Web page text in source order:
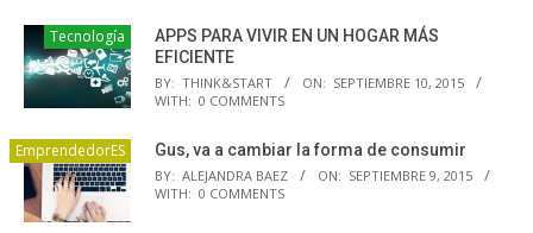
Tecnología
APPS PARA VIVIR EN UN HOGAR MÁS
EFICIENTE
BY: THINK&START ON: SEPTIEMBRE 10, 2015
WITH: 0 COMMENTS
EmprendedorES Gus, va a cambiar la forma de consumir
BY: ALEJANDRA BAEZ ON: SEPTIEMBRE 9, 2015
WITH: 0 COMMENTS